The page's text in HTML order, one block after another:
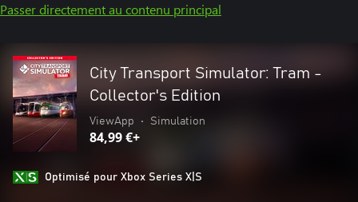
Passer directement au contenu principal
City Transport Simulator: Tram -
Collector's Edition
ViewApp • Simulation
84,99 €+
Optimisé pour Xbox Series X|S